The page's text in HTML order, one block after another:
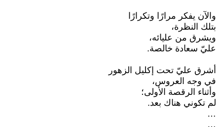
والآن يفكر مرارًا وتكرارًا
بتلك النظرة،
ويشرق من عليائه،
عليّ سعادة خالصة.
أشرق عليّ تحت إكليل الزهور
في وجه العروس،
وأثناء الرقصة الأولى؛
لم تكوني هناك بعد.
…
…